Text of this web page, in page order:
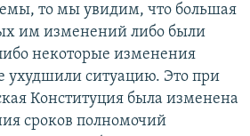
то мы увидим, что большая
им изменений либо были
некоторые изменения
ухудшили ситуацию. Это при
Конституция была изменена
сроков полномочий